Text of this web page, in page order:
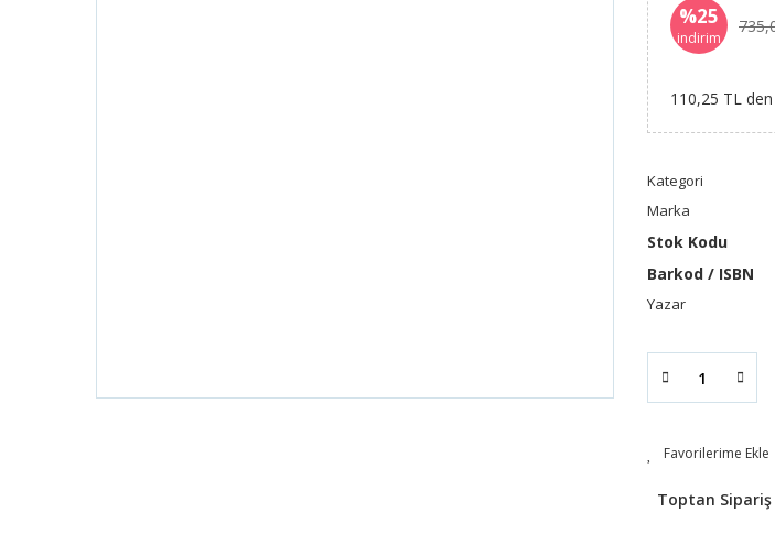
%25
indirim
110,25 TL
Kategori
Marka
Stok Kodu
Barkod / ISBN
Yazar
Toptan Sipariş